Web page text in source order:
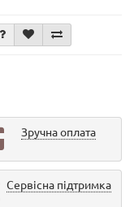
Зручна оплата
Сервісна підтримка